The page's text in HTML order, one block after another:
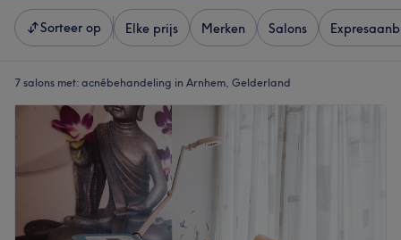
Sorteer op Elke prijs Merken Salons
7 salons met: acnébehandeling in Arnhem, Gelderland